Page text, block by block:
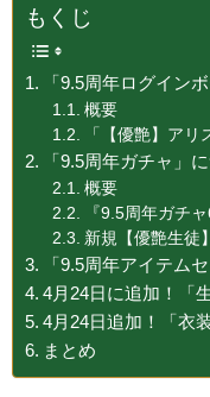
もくじ
「9.5周年ログイン
概要
「【優艶】ア
「9.5周年ガチャ」
概要
『9.5周年ガチ
新規【優艶生徒
「9.5周年アイテム
4月24日に追加！「
4月24日追加！「衣
まとめ